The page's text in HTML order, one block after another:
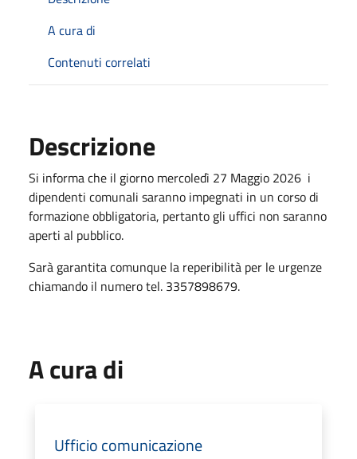
A cura di
Contenuti correlati
Descrizione
Si informa che il giorno mercoledì 27 Maggio 2026 i
dipendenti comunali saranno impegnati in un corso di
formazione obbligatoria, pertanto gli uffici non saranno
aperti al pubblico.
Sarà garantita comunque la reperibilità per le urgenze
chiamando il numero tel. 3357898679.
A cura di
Ufficio comunicazione